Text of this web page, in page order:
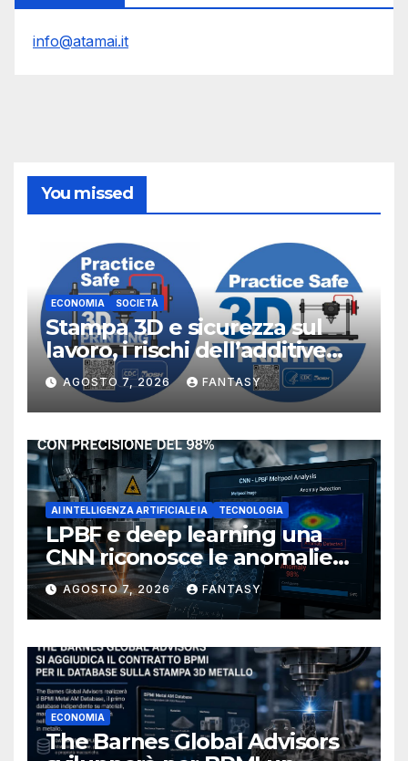
info@atamai.it
You missed
ECONOMIA SOCIETÀ
Stampa 3D e sicurezza sul
lavoro, i rischi dell’additive
manufacturing secondo
NIOSH
AGOSTO 7, 2026 FANTASY
AI INTELLIGENZA ARTIFICIALE IA TECNOLOGIA
LPBF e deep learning una
CNN riconosce le anomalie
del bagno di fusione
AGOSTO 7, 2026 FANTASY
ECONOMIA
The Barnes Global Advisors